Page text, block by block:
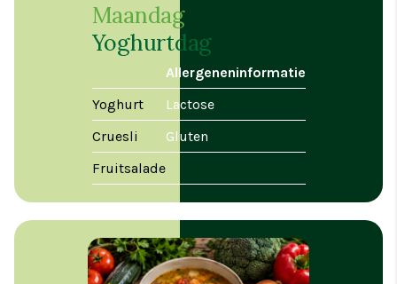
Maandag
Yoghurtdag
Allergeneninformatie
Yoghurt
Lactose
Cruesli
Gluten
Fruitsalade